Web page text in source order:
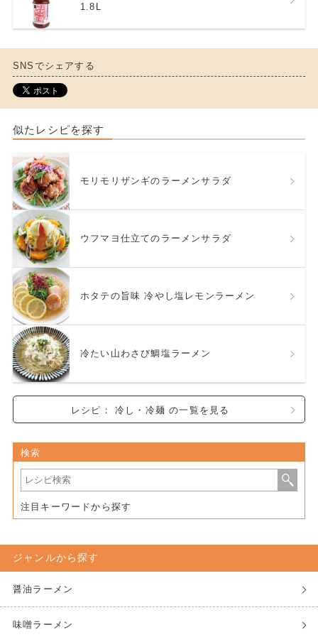
1.8L
SNSでシェアする
似たレシピを探す
モリモリザンギのラーメンサラダ
ウフマヨ仕立てのラーメンサラダ
ホタテの旨味 冷やし塩レモンラーメン
冷たい山わさび鯛塩ラーメン
レシピ： 冷し・冷麺 の一覧を見る
検索
注目キーワードから探す
ジャンルから探す
醤油ラーメン
味噌ラーメン